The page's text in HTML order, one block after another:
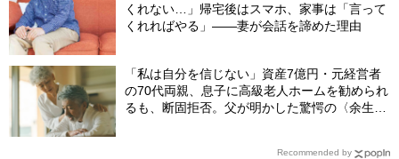
くれない…」帰宅後はスマホ、家事は「言って
くれればやる」――妻が会話を諦めた理由
「私は自分を信じない」資産7億円・元経営者
の70代両親、息子に高級老人ホームを勧められ
るも、断固拒否。父が明かした驚愕の〈余生計
Recommended by